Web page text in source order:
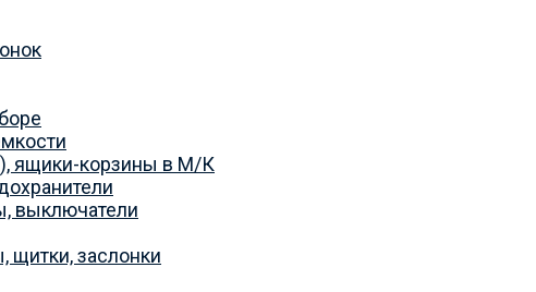
ящики-корзины в М/К
выключатели
щитки, заслонки